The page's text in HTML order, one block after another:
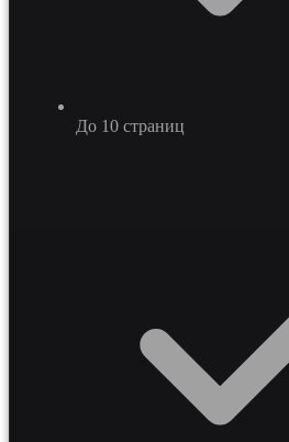
До 10 страниц